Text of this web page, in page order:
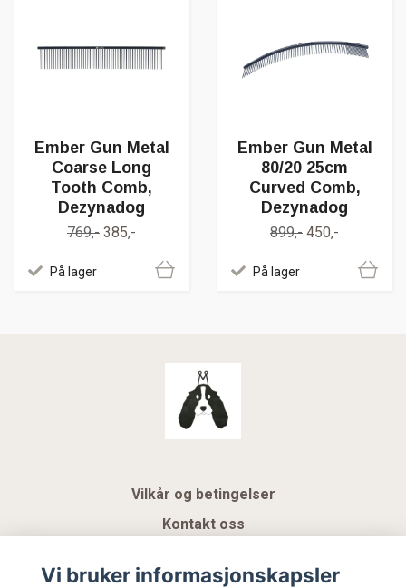
Ember Gun Metal
Coarse Long
Tooth Comb,
Dezynadog
769,- 385,-
På lager
Ember Gun Metal
80/20 25cm
Curved Comb,
Dezynadog
899,- 450,-
På lager
Vilkår og betingelser
Kontakt oss
Vi bruker informasjonskapsler